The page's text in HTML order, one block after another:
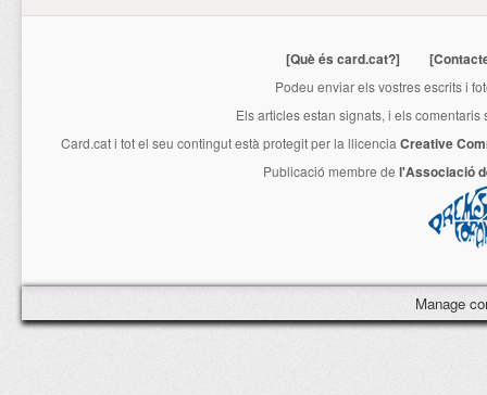
[Què és card.cat?]
Podeu enviar els vostres escrits i
Els articles estan signats, i els
Card.cati tot el seu contingut està protegit per la llicenciaCreative
Publicació membre de l'Associació
Manage